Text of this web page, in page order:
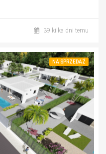
39 kilka dni temu
NA SPRZEDAŻ